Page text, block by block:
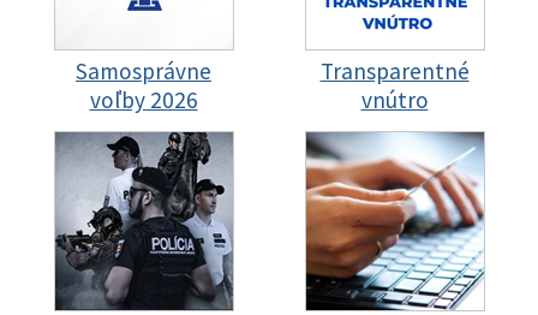
Samosprávne
voľby 2026
Transparentné
vnútro